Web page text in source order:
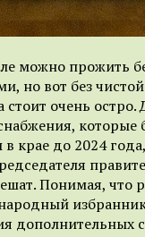
можно прожить
но вот без
очень остро.
которые
крае до 2024
Понимая, что
дополнительных